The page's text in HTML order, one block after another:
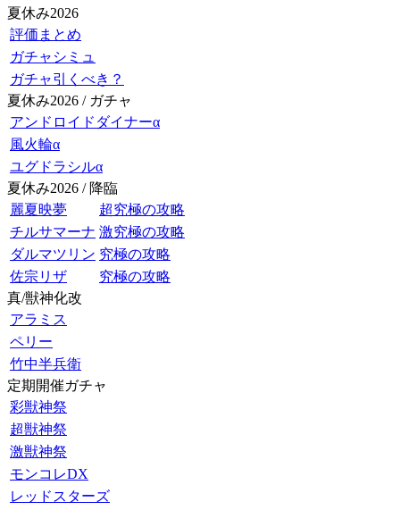
夏休み2026
評価まとめ
ガチャシミュ
ガチャ引くべき？
夏休み2026 / ガチャ
アンドロイドダイナーα
風火輪α
ユグドラシルα
夏休み2026 / 降臨
麗夏映夢
超究極の攻略
チルサマーナ 激究極の攻略
ダルマツリン 究極の攻略
佐宗リザ
究極の攻略
真/獣神化改
アラミス
ペリー
竹中半兵衛
定期開催ガチャ
彩獣神祭
超獣神祭
激獣神祭
モンコレDX
レッドスターズ